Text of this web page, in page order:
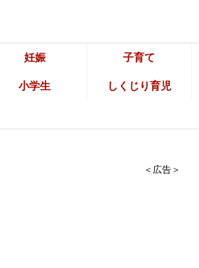
妊娠 子育て
小学生 しくじり育児
＜広告＞